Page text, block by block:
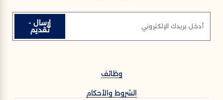
أدخل بريدك الإلكتروني إرسال -
تقديم
وظائف
الشروط والأحكام